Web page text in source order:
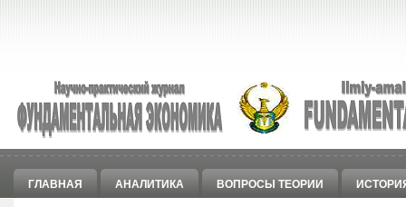
ГЛАВНАЯ АНАЛИТИКА ВОПРОСЫ ТЕОРИИ